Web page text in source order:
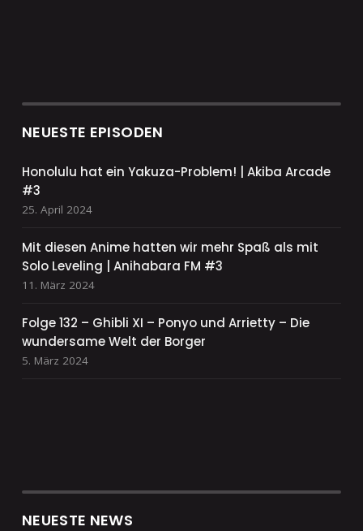
NEUESTE EPISODEN
Honolulu hat ein Yakuza-Problem! | Akiba Arcade
#3
25. April 2024
Mit diesen Anime hatten wir mehr Spaß als mit
Solo Leveling | Anihabara FM #3
11. März 2024
Folge 132 – Ghibli XI – Ponyo und Arrietty – Die
wundersame Welt der Borger
5. März 2024
NEUESTE NEWS